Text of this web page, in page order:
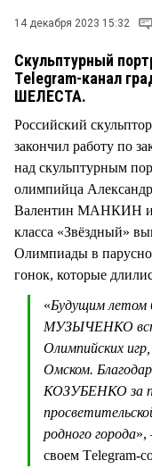
14 декабря 2023 15:32
Скульптурный
Тelegram-канал
ШЕЛЕСТА.
Российский
закончил работу по
над скульптурным
олимпийца
Валентин МАНКИН
класса «Звёздный»
Олимпиады в
гонок, которые
«Будущим летом
МУЗЫЧЕНКО
Олимпийских
Омском.
КОЗУБЕНКО за
родного города»,
своем Тelegram-